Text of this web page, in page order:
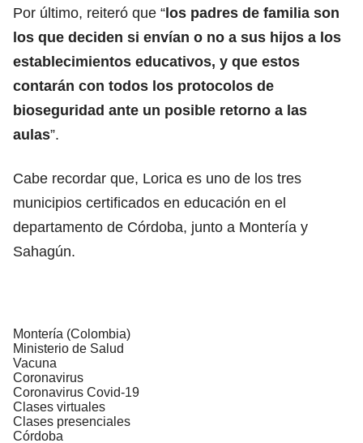
Por último, reiteró que “los padres de familia son
los que deciden si envían o no a sus hijos a los
establecimientos educativos, y que estos
contarán con todos los protocolos de
bioseguridad ante un posible retorno a las
aulas”.
Cabe recordar que, Lorica es uno de los tres
municipios certificados en educación en el
departamento de Córdoba, junto a Montería y
Sahagún.
Montería (Colombia)
Ministerio de Salud
Vacuna
Coronavirus
Coronavirus Covid-19
Clases virtuales
Clases presenciales
Córdoba